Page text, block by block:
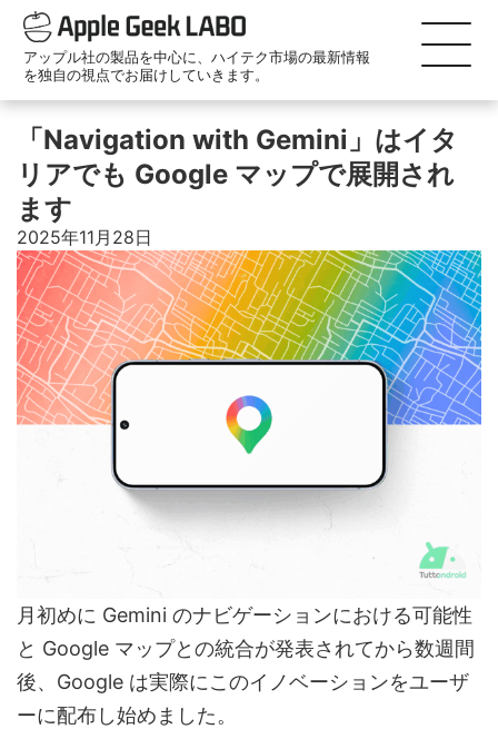
アップル社の製品を中心に、ハイテク市場の最新情報
を独自の視点でお届けしていきます。
「Navigation with Gemini」はイタ
リアでも Google マップで展開され
ます
2025年11月28日
月初めに Gemini のナビゲーションにおける可能性
と Google マップとの統合が発表されてから数週間
後、Google は実際にこのイノベーションをユーザ
ーに配布し始めました。